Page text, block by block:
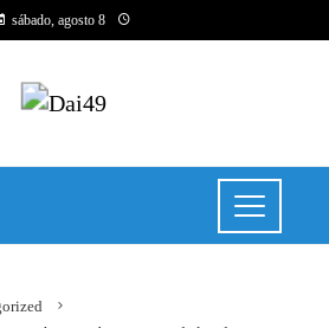
sábado, agosto 8